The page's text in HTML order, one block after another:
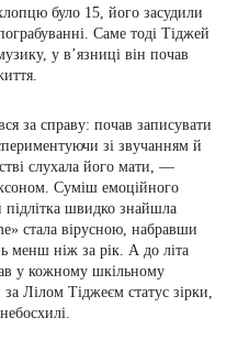
було 15, його засудили
Саме тоді Тіджей
у вʼязниці він почав
за справу: почав записувати
зі звучанням й
слухала його мати, —
Суміш емоційного
підлітка швидко знайшла
стала вірусною, набравши
менш ніж за рік. А до літа
у кожному шкільному
Лілом Тіджеєм статус зірки,